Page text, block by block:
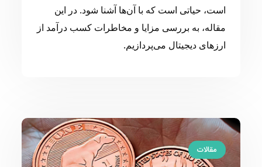
است، حیاتی است که با آن‌ها آشنا شود. در این
مقاله، به بررسی مزایا و مخاطرات کسب درآمد از
ارزهای دیجیتال می‌پردازیم.
مقالات